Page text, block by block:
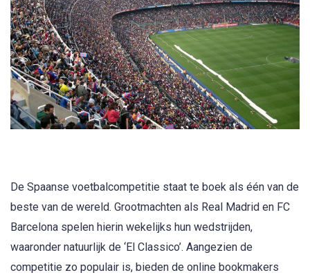
De Spaanse voetbalcompetitie staat te boek als één van de
beste van de wereld. Grootmachten als Real Madrid en FC
Barcelona spelen hierin wekelijks hun wedstrijden,
waaronder natuurlijk de ‘El Classico’. Aangezien de
competitie zo populair is, bieden de online bookmakers